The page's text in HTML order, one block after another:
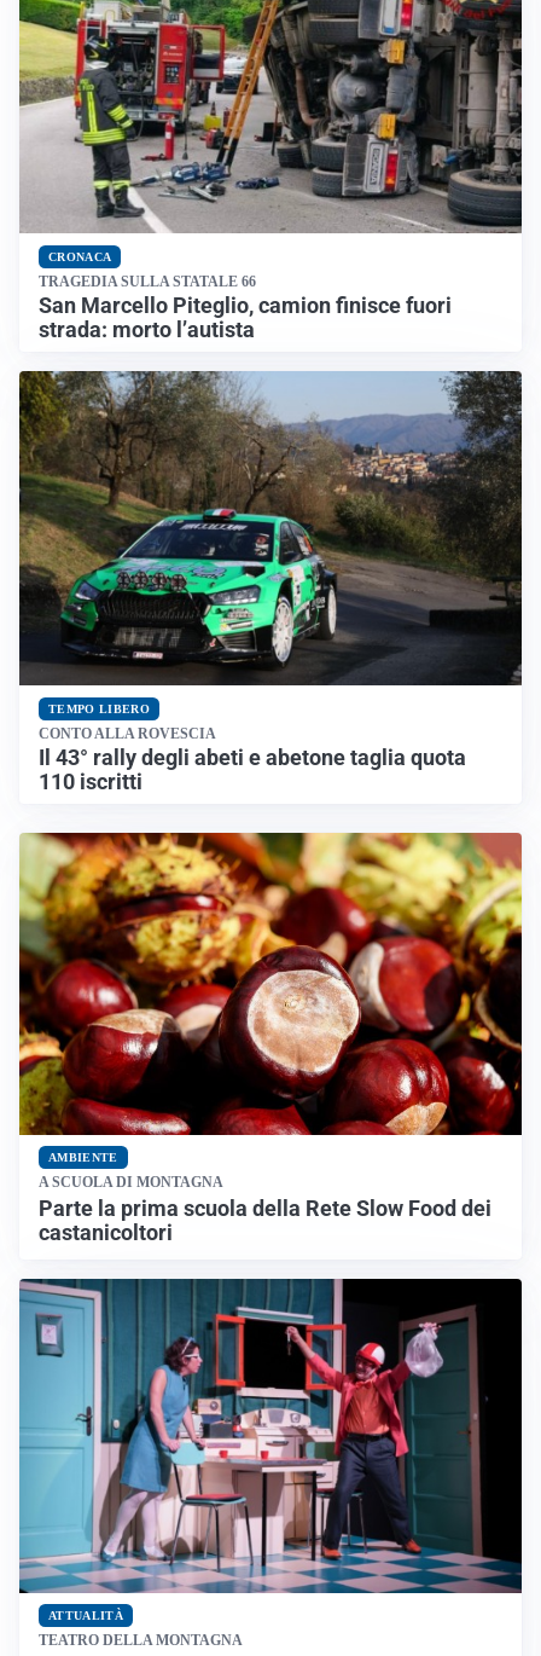
CRONACA
TRAGEDIA SULLA STATALE 66
San Marcello Piteglio, camion finisce fuori
strada: morto l’autista
TEMPO LIBERO
CONTO ALLA ROVESCIA
Il 43° rally degli abeti e abetone taglia quota
110 iscritti
AMBIENTE
A SCUOLA DI MONTAGNA
Parte la prima scuola della Rete Slow Food dei
castanicoltori
ATTUALITÀ
TEATRO DELLA MONTAGNA